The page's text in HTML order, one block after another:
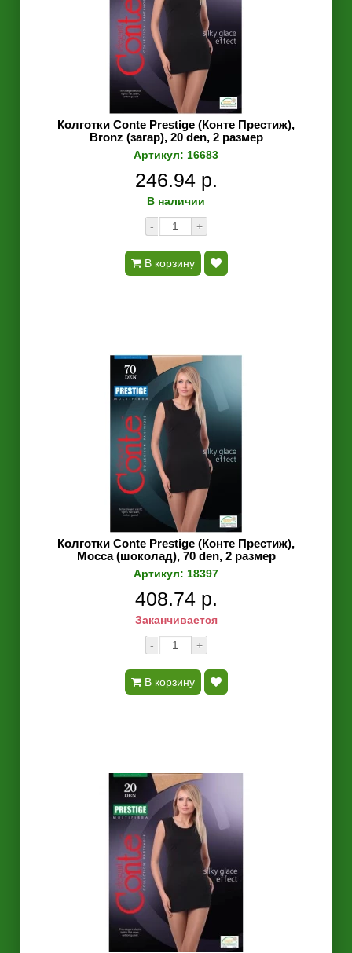
Колготки Conte Prestige (Конте Престиж),
Bronz (загар), 20 den, 2 размер
Артикул: 16683
246.94 р.
В наличии
-
+
В корзину
Колготки Conte Prestige (Конте Престиж),
Mocca (шоколад), 70 den, 2 размер
Артикул: 18397
408.74 р.
Заканчивается
-
+
В корзину